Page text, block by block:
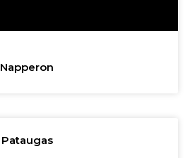
Napperon
Pataugas